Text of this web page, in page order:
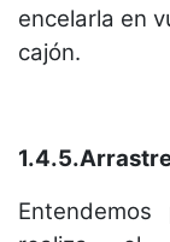
encelarla en
cajón.